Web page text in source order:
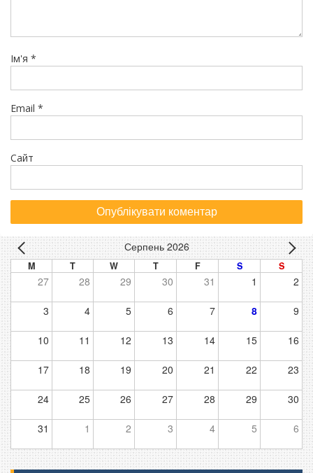
Ім'я *
Email *
Сайт
Серпень 2026
M T W T F S S
27 28 29 30 31 1 2
3 4 5 6 7 8 9
10 11 12 13 14 15 16
17 18 19 20 21 22 23
24 25 26 27 28 29 30
31 1 2 3 4 5 6